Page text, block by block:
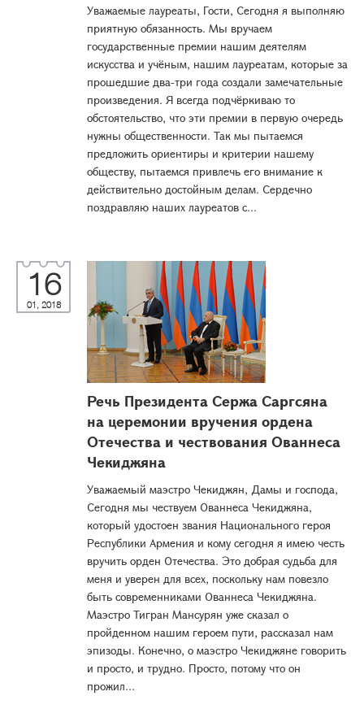
Уважаемые лауреаты, Гости, Сегодня я выполняю
приятную обязанность. Мы вручаем
государственные премии нашим деятелям
искусства и учёным, нашим лауреатам, которые за
прошедшие два-три года создали замечательные
произведения. Я всегда подчёркиваю то
обстоятельство, что эти премии в первую очередь
нужны общественности. Так мы пытаемся
предложить ориентиры и критерии нашему
обществу, пытаемся привлечь его внимание к
действительно достойным делам. Сердечно
поздравляю наших лауреатов с...
16
01, 2018
Речь Президента Сержа Саргсяна
на церемонии вручения ордена
Отечества и чествования Ованнеса
Чекиджяна
Уважаемый маэстро Чекиджян, Дамы и господа,
Сегодня мы чествуем Ованнеса Чекиджяна,
который удостоен звания Национального героя
Республики Армения и кому сегодня я имею честь
вручить орден Отечества. Это добрая судьба для
меня и уверен для всех, поскольку нам повезло
быть современниками Ованнеса Чекиджяна.
Маэстро Тигран Мансурян уже сказал о
пройденном нашим героем пути, рассказал нам
эпизоды. Конечно, о маэстро Чекиджяне говорить
и просто, и трудно. Просто, потому что он
прожил...